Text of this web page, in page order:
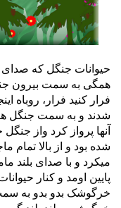
حیوانات جنگل که صدای
همگی به سمت بیرون
فرار کنید فرار، روباه
شدند و به سمت جنگل
آنها پرواز کرد واز
شده بود و از بالا تمام
میکرد و با صدای بلند
پایین اومد و کنار
خرگوشک بدو بدو به